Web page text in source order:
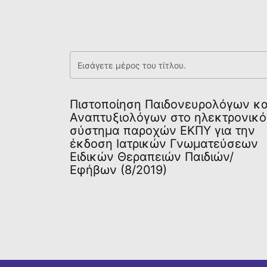
Πιστοποίηση Παιδονευρολόγων
Αναπτυξιολόγων στο ηλεκτρονικό
σύστημα παροχών ΕΚΠΥ για την
έκδοση Ιατρικών Γνωματεύσεων
Ειδικών Θεραπειών Παιδιών/
Εφήβων (8/2019)